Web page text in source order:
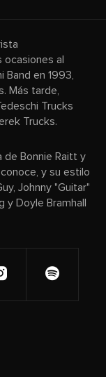
al
Band en 1993,
Más tarde,
Trucks
Trucks.
de Bonnie Raitt y
y su estilo
Johnny "Guitar"
y Doyle Bramhall